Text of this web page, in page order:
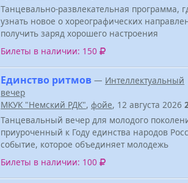
Танцевально-развлекательная программа,
узнать новое о хореографических
получить заряд хорошего настроения
Билеты в наличии: 150
Единство ритмов — Интеллектуальный
вечер
МКУК "Немский РДК", фойе, 12 августа 2026
Танцевальный вечер для молодого
приуроченный к Году единства народов
событие, которое объединяет молодежь
Билеты в наличии: 100